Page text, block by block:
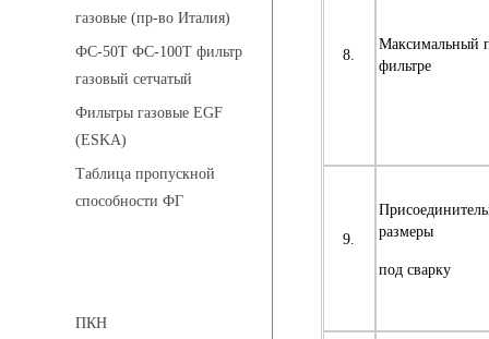
газовые (пр-во Италия)
ФС-50Т ФС-100Т фильтр
газовый сетчатый
Фильтры газовые EGF
(ESKA)
Таблица пропускной
способности ФГ
ПКН
8.
Максимальный
фильтре
9.
размеры
под сварку